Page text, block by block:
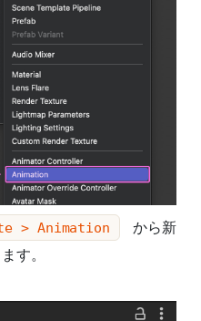
> Animation
から新
す。